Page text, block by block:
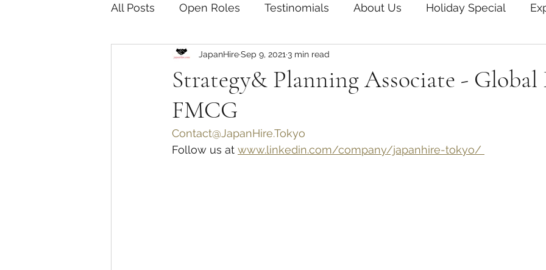
All Posts Open Roles Testinomials About Us Holiday Special
Strategy& Planning Associate - Global
FMCG
JapanHireSep 9, 2021 3 min read
Contact@JapanHire.Tokyo
Follow us at www.linkedin.com/company/japanhire-tokyo/